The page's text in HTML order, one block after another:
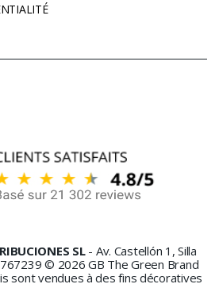
SL- Av. Castellón 1, Silla
© 2026 GB The Green Brand
sont vendues à des fins décoratives